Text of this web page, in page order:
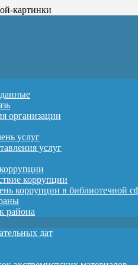
организации
услуг
услуг
коррупции
коррупции в библиотечной
района
дат